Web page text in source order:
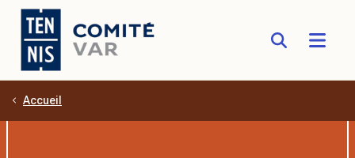
Aller au contenu principal
Accueil